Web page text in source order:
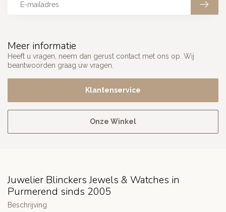
Meer informatie
Heeft u vragen, neem dan gerust contact met ons op. Wij
beantwoorden graag uw vragen.
Klantenservice
Onze Winkel
Juwelier Blinckers Jewels & Watches in
Purmerend sinds 2005
Beschrijving